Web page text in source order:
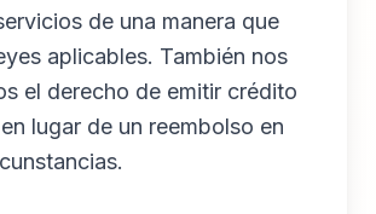
de una manera que
aplicables. También nos
el derecho de emitir crédito
lugar de un reembolso en